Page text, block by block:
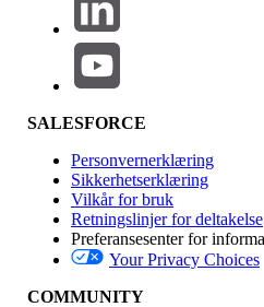
Funksjonsinnvirkning
Utgave
SALESFORCE
Personvernerklæring
Sikkerhetserklæring
Vilkår for bruk
Retningslinjer for deltakelse
Preferansesenter for
Your Privacy Choices
COMMUNITY